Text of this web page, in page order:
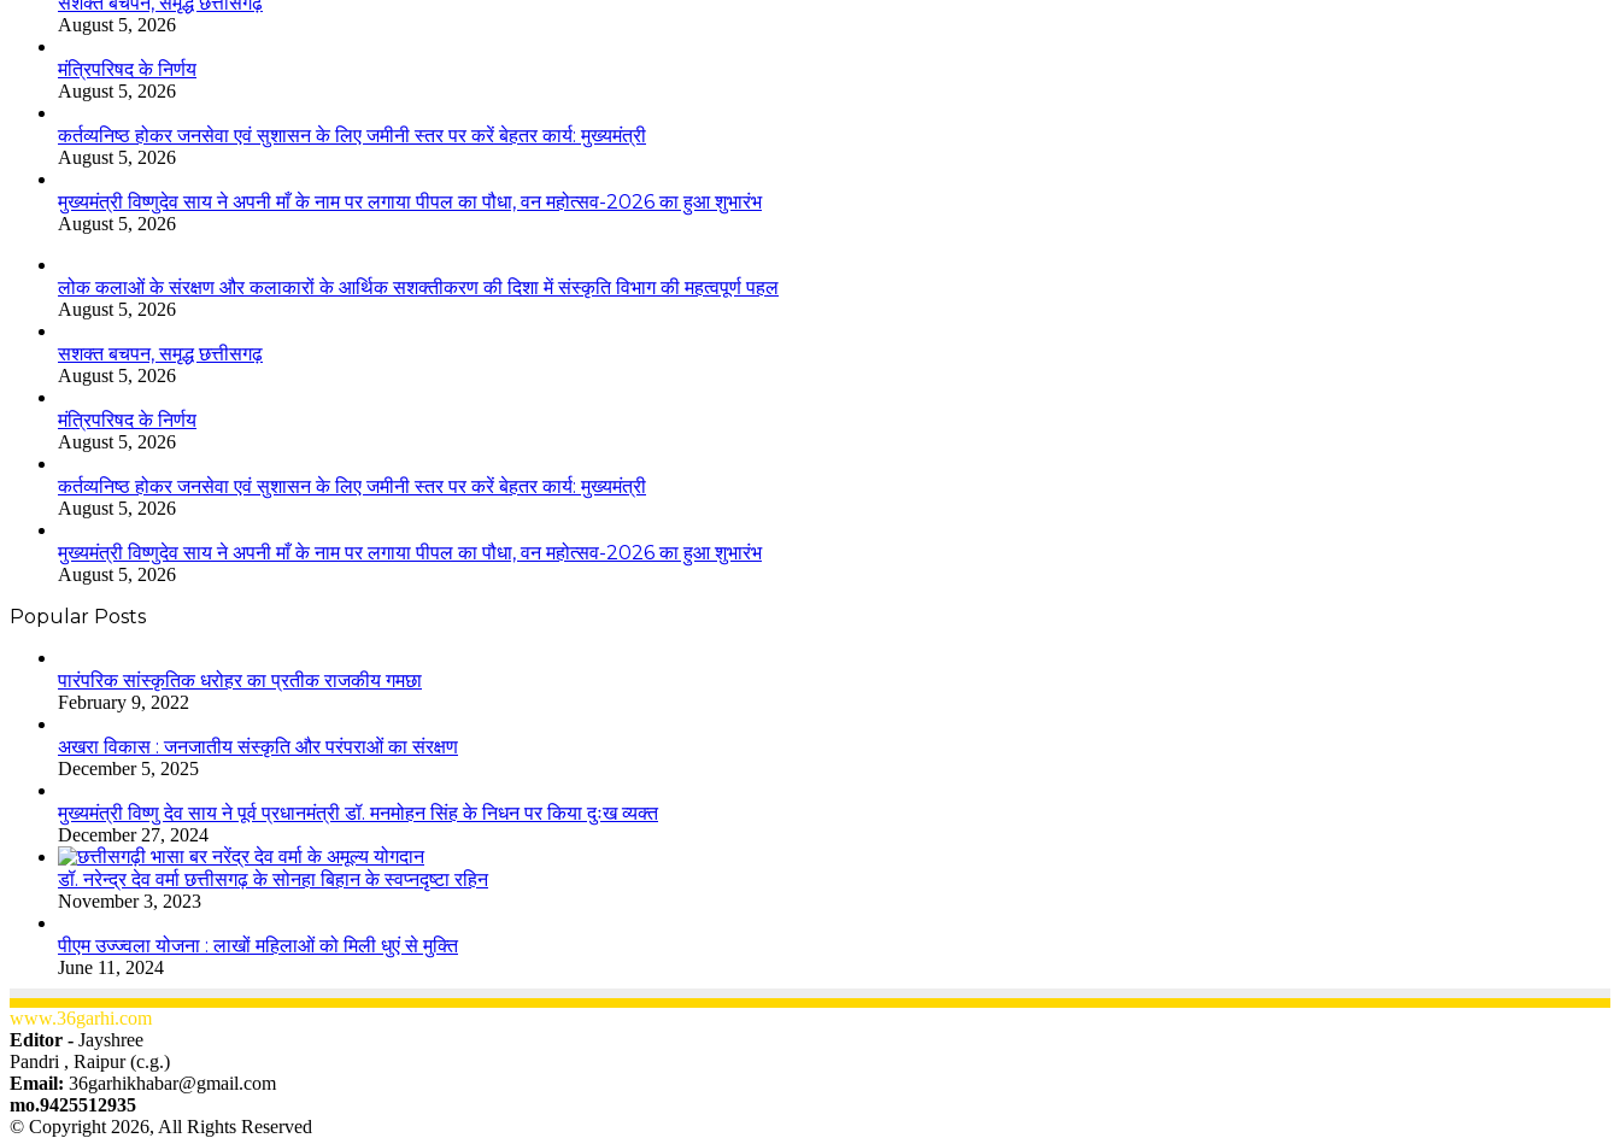
August 5, 2026
मंत्रिपरिषद के निर्णय
August 5, 2026
कर्तव्यनिष्ठ होकर जनसेवा एवं सुशासन के लिए जमीनी स्तर पर करें बेहतर कार्य: मुख्यमंत्री
August 5, 2026
मुख्यमंत्री विष्णुदेव साय ने अपनी माँ के नाम पर लगाया पीपल का पौधा, वन महोत्सव-2026 का हुआ शुभारंभ
August 5, 2026
लोक कलाओं के संरक्षण और कलाकारों के आर्थिक सशक्तीकरण की दिशा में संस्कृति विभाग की महत्वपूर्ण पहल
August 5, 2026
सशक्त बचपन, समृद्ध छत्तीसगढ़
August 5, 2026
मंत्रिपरिषद के निर्णय
August 5, 2026
कर्तव्यनिष्ठ होकर जनसेवा एवं सुशासन के लिए जमीनी स्तर पर करें बेहतर कार्य: मुख्यमंत्री
August 5, 2026
मुख्यमंत्री विष्णुदेव साय ने अपनी माँ के नाम पर लगाया पीपल का पौधा, वन महोत्सव-2026 का हुआ शुभारंभ
August 5, 2026
Popular Posts
​​​​​​​पारंपरिक सांस्कृतिक धरोहर का प्रतीक राजकीय गमछा
February 9, 2022
अखरा विकास : जनजातीय संस्कृति और परंपराओं का संरक्षण
December 5, 2025
मुख्यमंत्री विष्णु देव साय ने पूर्व प्रधानमंत्री डॉ. मनमोहन सिंह के निधन पर किया दुःख व्यक्त
December 27, 2024
डॉ. नरेन्द्र देव वर्मा छत्तीसगढ़ के सोनहा बिहान के स्वप्नदृष्टा रहिन
November 3, 2023
पीएम उज्ज्वला योजना : लाखों महिलाओं को मिली धुएं से मुक्ति
June 11, 2024
www.36garhi.com
Editor - Jayshree
Pandri , Raipur (c.g.)
Email: 36garhikhabar@gmail.com
mo.9425512935
© Copyright 2026, All Rights Reserved